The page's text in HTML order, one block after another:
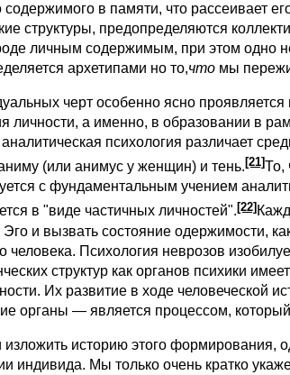
содержимого в памяти, что рассеивает
структуры, предопределяются
личным содержимым, при этом одно не
архетипами но то,что мы
черт особенно ясно
личности, а именно, в образовании в
психология различает
(или анимус у женщин) и тень. [21]То,
с фундаментальным учением
в "виде частичных личностей".[22]
и вызвать состояние одержимости,
Психология неврозов
структур как органов психики
Их развитие в ходе человеческой
органы — является процессом,
историю этого формирования,
индивида. Мы только очень кратко